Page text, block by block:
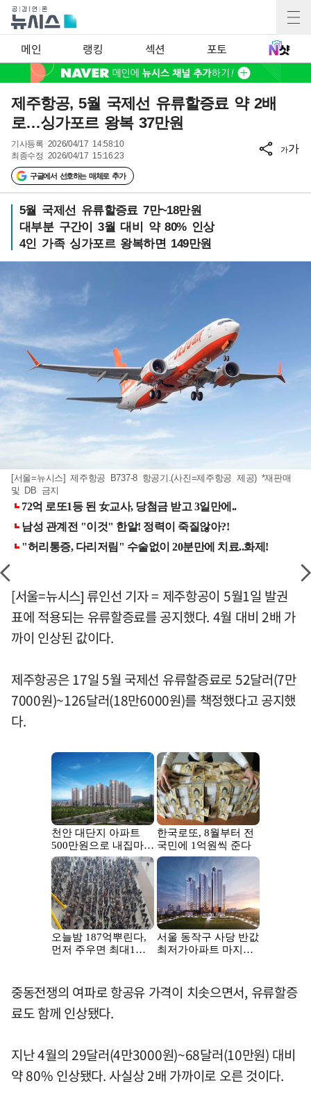
메인 랭킹 섹션 포토
제주항공, 5월 국제선 유류할증료 약 2배
로…싱가포르 왕복 37만원
기사등록 2026/04/17 14:58:10
최종수정 2026/04/17 15:16:23
구글에서 선호하는 매체로 추가
가가
5월 국제선 유류할증료 7만~18만원
대부분 구간이 3월 대비 약 80% 인상
4인 가족 싱가포르 왕복하면 149만원
[서울=뉴시스] 제주항공 B737-8 항공기.(사진=제주항공 제공) *재판매
및 DB 금지
[서울=뉴시스] 류인선 기자 = 제주항공이 5월1일 발권
표에 적용되는 유류할증료를 공지했다. 4월 대비 2배 가
까이 인상된 값이다.
제주항공은 17일 5월 국제선 유류할증료로 52달러(7만
7000원)~126달러(18만6000원)를 책정했다고 공지했
다.
중동전쟁의 여파로 항공유 가격이 치솟으면서, 유류할증
료도 함께 인상됐다.
지난 4월의 29달러(4만3000원)~68달러(10만원) 대비
약 80% 인상됐다. 사실상 2배 가까이로 오른 것이다.